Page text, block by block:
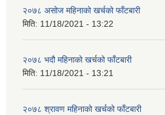
२०७८ असोज महिनाको खर्चको फाँटबारी
मिति: 11/18/2021 - 13:22
२०७८ भदौ महिनाको खर्चको फाँटबारी
मिति: 11/18/2021 - 13:21
२०७८ श्रावण महिनाको खर्चको फाँटबारी